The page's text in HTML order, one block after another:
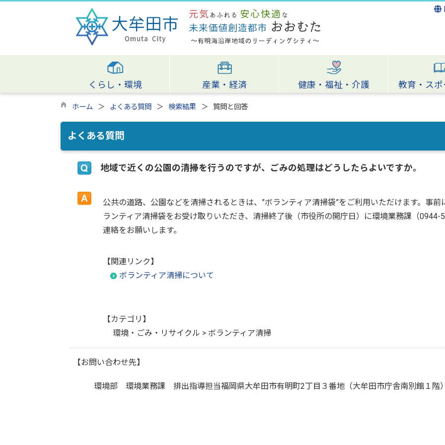
くらし・環境 産業・経済 健康・福祉・介護 教育・ス
ホーム よくある質問 検索結果 質問と回答
よくある質問
地域で近くの公園の清掃を行うのですが、ごみの処理はどうしたらよいですか。
公共の道路、公園などを清掃されるときは、”ボランティア清掃袋”をご利用いただけます。事
ランティア清掃袋をお受け取りいただき、清掃終了後（市役所の開庁日）に環境業務課（
連絡をお願いします。
【関連リンク】
ボランティア清掃について
【カテゴリ】
環境・ごみ・リサイクル > ボランティア清掃
【お問い合わせ先】
環境部 環境業務課 排出指導担当福岡県大牟田市有明町2丁目３番地（大牟田市庁舎南別館１階